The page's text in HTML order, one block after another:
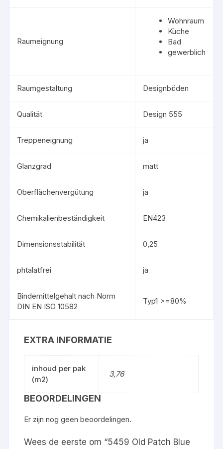
Raumeignung
Wohnraum
Küche
Bad
gewerblich
Raumgestaltung Designböden
Qualität Design 555
Treppeneignung ja
Glanzgrad matt
Oberflächenvergütung ja
Chemikalienbeständigkeit EN423
Dimensionsstabilität 0,25
phtalatfrei ja
Bindemittelgehalt nach Norm
DIN EN ISO 10582
Typ1 >=80%
EXTRA INFORMATIE
inhoud per pak
(m2)
3,76
BEOORDELINGEN
Er zijn nog geen beoordelingen.
Wees de eerste om “5459 Old Patch Blue